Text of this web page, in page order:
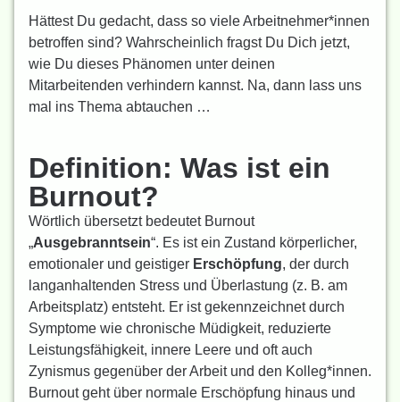
Hättest Du gedacht, dass so viele Arbeitnehmer*innen
betroffen sind? Wahrscheinlich fragst Du Dich jetzt,
wie Du dieses Phänomen unter deinen
Mitarbeitenden verhindern kannst. Na, dann lass uns
mal ins Thema abtauchen …
Definition: Was ist ein
Burnout?
Wörtlich übersetzt bedeutet Burnout
„Ausgebranntsein“. Es ist ein Zustand körperlicher,
emotionaler und geistiger Erschöpfung, der durch
langanhaltenden Stress und Überlastung (z. B. am
Arbeitsplatz) entsteht. Er ist gekennzeichnet durch
Symptome wie chronische Müdigkeit, reduzierte
Leistungsfähigkeit, innere Leere und oft auch
Zynismus gegenüber der Arbeit und den Kolleg*innen.
Burnout geht über normale Erschöpfung hinaus und